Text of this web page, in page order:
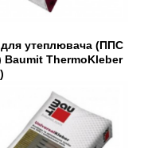
утеплювача (ППС
ThermoKleber